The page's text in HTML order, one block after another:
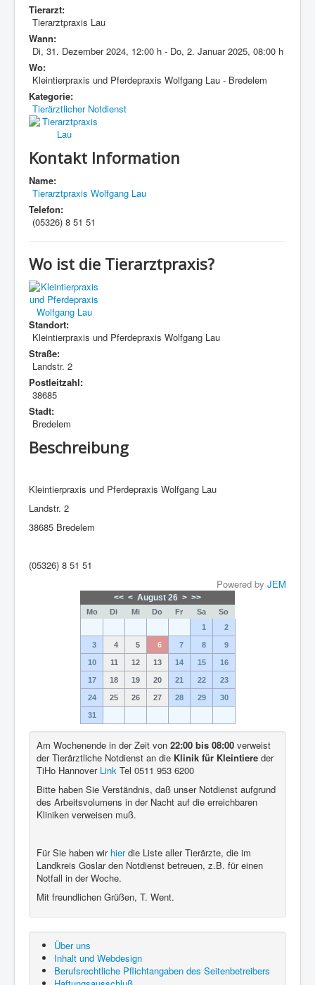
Tierarzt:
Tierarztpraxis Lau
Wann:
Di, 31. Dezember 2024, 12:00 h - Do, 2. Januar 2025, 08:00 h
Wo:
Kleintierpraxis und Pferdepraxis Wolfgang Lau - Bredelem
Kategorie:
Tierärztlicher Notdienst
Kontakt Information
Name:
Tierarztpraxis Wolfgang Lau
Telefon:
(05326) 8 51 51
Wo ist die Tierarztpraxis?
Standort:
Kleintierpraxis und Pferdepraxis Wolfgang Lau
Straße:
Landstr. 2
Postleitzahl:
38685
Stadt:
Bredelem
Beschreibung
Kleintierpraxis und Pferdepraxis Wolfgang Lau
Landstr. 2
38685 Bredelem
(05326) 8 51 51
Powered by JEM
<< < August 26 > >>
Mo Di Mi Do Fr Sa
So
1
2
3 4 5 6 7 8 9
10 11 12 13 14 15 16
17 18 19 20 21 22 23
24 25 26 27 28 29 30
31
Am Wochenende in der Zeit von 22:00 bis 08:00 verweist
der Tierärztliche Notdienst an die Klinik für Kleintiere der
TiHo Hannover Link Tel 0511 953 6200
Bitte haben Sie Verständnis, daß unser Notdienst aufgrund
des Arbeitsvolumens in der Nacht auf die erreichbaren
Kliniken verweisen muß.
Für Sie haben wir hierdie Liste aller Tierärzte, die im
Landkreis Goslar den Notdienst betreuen, z.B. für einen
Notfall in der Woche.
Mit freundlichen Grüßen, T. Went.
Über uns
Inhalt und Webdesign
Berufsrechtliche Pflichtangaben des Seitenbetreibers